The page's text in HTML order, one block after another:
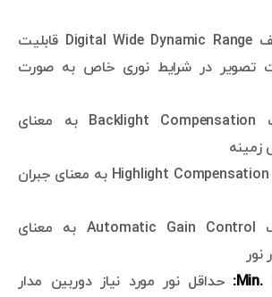
مخفف Digital Wide Dynamic Range قابلیت
تصویر در شرایط نوری خاص به صورت
مخفف Backlight Compensation به معنای
زمینه
مخفف Highlight Compensation به معنای جبران
مخفف Automatic Gain Control به معنای
نور
Min. حداقل نور مورد نیاز دوربین مدار